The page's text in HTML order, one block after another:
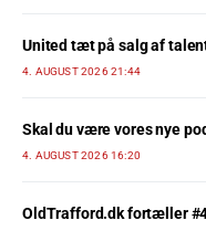
United tæt på salg af
4. AUGUST 2026 21:44
Skal du være vores nye
4. AUGUST 2026 16:20
OldTrafford.dk fortæller